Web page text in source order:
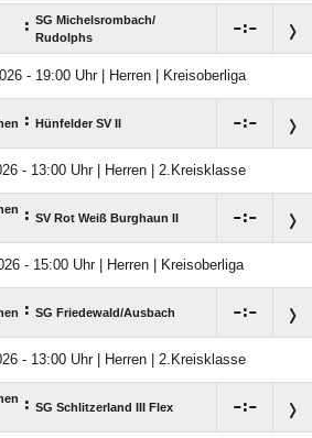
: SG Michelsrombach/​
Rudolphs
:
- 19:00 Uhr | Herren | Kreisoberliga
: Hünfelder SV II :
- 13:00 Uhr | Herren | 2.Kreisklasse
: SV Rot Weiß Burghaun II :
- 15:00 Uhr | Herren | Kreisoberliga
: SG Friedewald/​Ausbach :
- 13:00 Uhr | Herren | 2.Kreisklasse
: SG Schlitzerland III Flex :